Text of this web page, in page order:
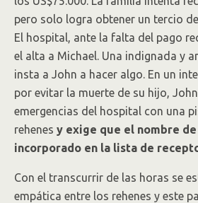
pero solo logra obtener un tercio
El hospital, ante la falta del pago
el alta a Michael. Una indignada y
insta a John a hacer algo. En un
por evitar la muerte de su hijo,
emergencias del hospital con una
rehenes y exige que el nombre
incorporado en la lista de
Con el transcurrir de las horas se
empática entre los rehenes y este